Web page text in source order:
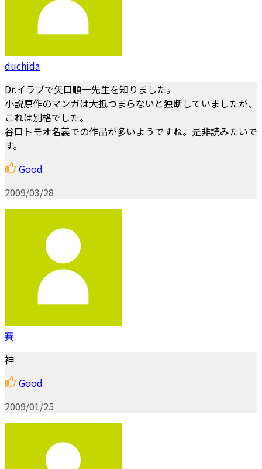
duchida
Dr.イラブで矢口順一先生を知りました。
小説原作のマンガは大抵つまらないと独断していましたが、
これは別格でした。
谷口トモオ名義での作品が多いようですね。是非読みたいで
す。
Good
2009/03/28
賽
神
Good
2009/01/25